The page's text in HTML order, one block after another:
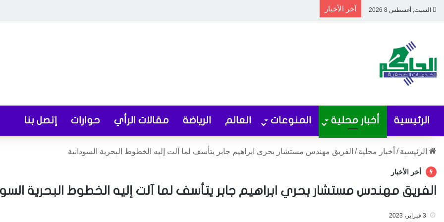
السبت, أغسطس 8 2026 آخر الأخبار
الرئيسية أخبار محلية المنوعات العالم الرياضة مقالات الرأي حوارات إتصل بنا
الرئيسية / أخبار محلية / الفريق مهندس مستشار بحري ابراهيم جابر يتأسف لما آلت إليه الخطوط البحرية السودانية
أخر الأخبار
الفريق مهندس مستشار بحري ابراهيم جابر يتأسف لما آلت إليه الخطوط البحرية
3 فبراير، 2023